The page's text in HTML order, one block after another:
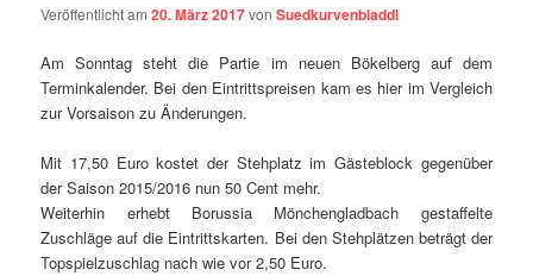
Veröffentlicht am20. März 2017vonSuedkurvenbladdl
Am Sonntag steht die Partie im neuen Bökelberg auf dem
Terminkalender. Bei den Eintrittspreisen kam es hier im Vergleich
zur Vorsaison zu Änderungen.
Mit 17,50 Euro kostet der Stehplatz im Gästeblock gegenüber
der Saison 2015/2016 nun 50 Cent mehr.
Weiterhin erhebt Borussia Mönchengladbach gestaffelte
Zuschläge auf die Eintrittskarten. Bei den Stehplätzen beträgt der
Topspielzuschlag nach wie vor 2,50 Euro.